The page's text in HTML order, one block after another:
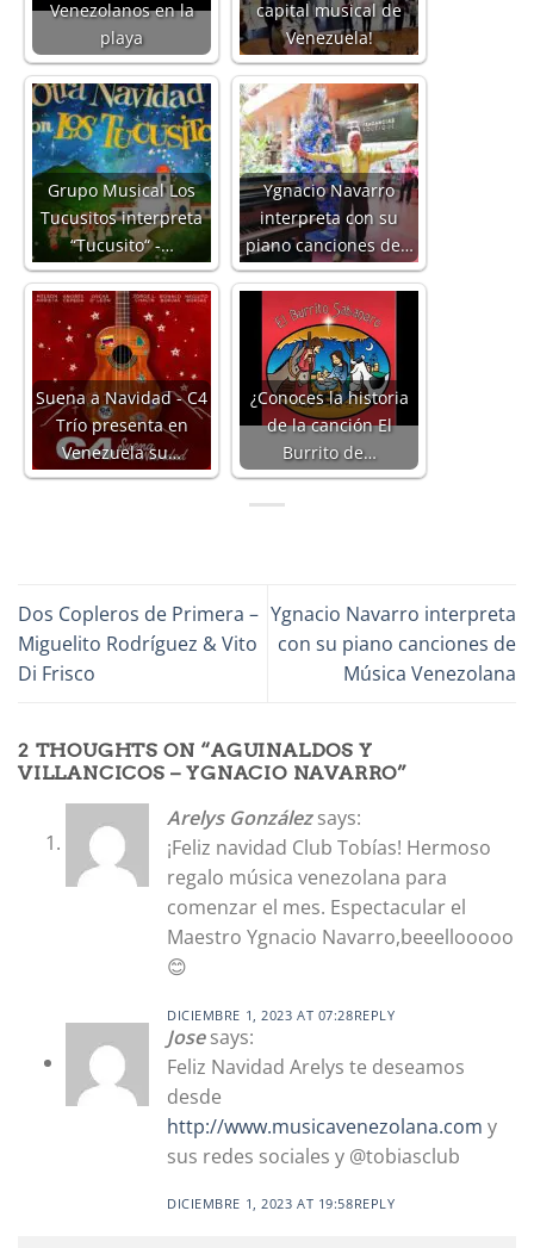
Venezolanos en la
playa
capital musical de
Venezuela!
Grupo Musical Los
Tucusitos interpreta
“Tucusito“ -…
Ygnacio Navarro
interpreta con su
piano canciones de…
Suena a Navidad - C4
Trío presenta en
Venezuela su…
¿Conoces la historia
de la canción El
Burrito de…
Dos Copleros de Primera –
Miguelito Rodríguez & Vito
Di Frisco
Ygnacio Navarro interpreta
con su piano canciones de
Música Venezolana
2 THOUGHTS ON “AGUINALDOS Y
VILLANCICOS – YGNACIO NAVARRO”
Arelys González says:
¡Feliz navidad Club Tobías! Hermoso
regalo música venezolana para
comenzar el mes. Espectacular el
Maestro Ygnacio Navarro,beeellooooo
😊
DICIEMBRE 1, 2023 AT 07:28REPLY
Jose says:
Feliz Navidad Arelys te deseamos
desde
http://www.musicavenezolana.com y
sus redes sociales y @tobiasclub
DICIEMBRE 1, 2023 AT 19:58REPLY